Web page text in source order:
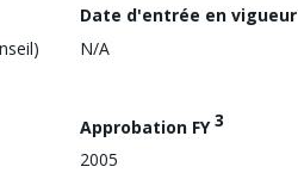
Date d'entrée en vigueur
N/A
Approbation FY3
2005